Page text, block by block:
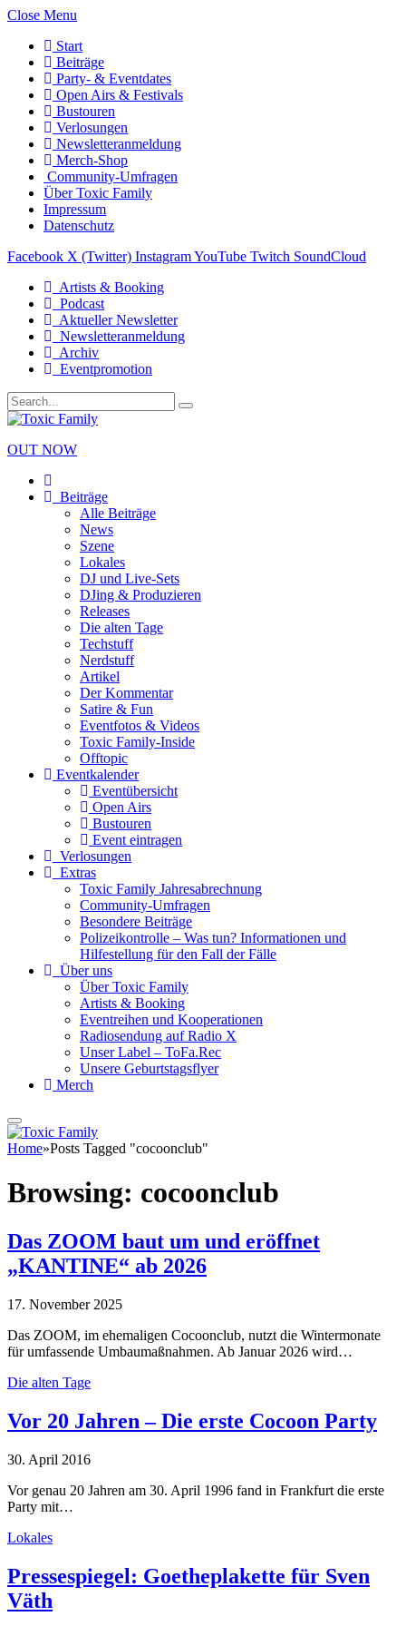
Close Menu
Start
Beiträge
Party- & Eventdates
Open Airs & Festivals
Bustouren
Verlosungen
Newsletteranmeldung
Merch-Shop
Community-Umfragen
Über Toxic Family
Impressum
Datenschutz
Facebook X (Twitter) InstagramYouTube Twitch SoundCloud
Artists & Booking
Podcast
Aktueller Newsletter
Newsletteranmeldung
Archiv
Eventpromotion
OUT NOW
Beiträge
Alle Beiträge
News
Szene
Lokales
DJ und Live-Sets
DJing & Produzieren
Releases
Die alten Tage
Techstuff
Nerdstuff
Artikel
Der Kommentar
Satire & Fun
Eventfotos & Videos
Toxic Family-Inside
Offtopic
Eventkalender
Eventübersicht
Open Airs
Bustouren
Event eintragen
Verlosungen
Extras
Toxic Family Jahresabrechnung
Community-Umfragen
Besondere Beiträge
Polizeikontrolle – Was tun? Informationen und
Hilfestellung für den Fall der Fälle
Über uns
Über Toxic Family
Artists & Booking
Eventreihen und Kooperationen
Radiosendung auf Radio X
Unser Label – ToFa.Rec
Unsere Geburtstagsflyer
Merch
Home»Posts Tagged "cocoonclub"
Browsing: cocoonclub
Das ZOOM baut um und eröffnet
„KANTINE“ ab 2026
17. November 2025
Das ZOOM, im ehemaligen Cocoonclub, nutzt die Wintermonate
für umfassende Umbaumaßnahmen. Ab Januar 2026 wird…
Die alten Tage
Vor 20 Jahren – Die erste Cocoon Party
30. April 2016
Vor genau 20 Jahren am 30. April 1996 fand in Frankfurt die erste
Party mit…
Lokales
Pressespiegel: Goetheplakette für Sven
Väth